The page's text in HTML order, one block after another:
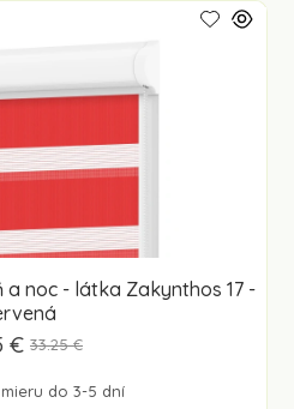
a noc - látka Zakynthos 17 -
do 3-5 dní
€ 33.25 €